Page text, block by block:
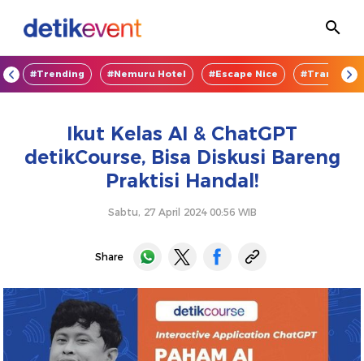
#Trending #Nemuru Hotel #Escape Nice
Ikut Kelas AI & ChatGPT
detikCourse, Bisa Diskusi Bareng
Praktisi Handal!
Sabtu, 27 April 2024 00:56 WIB
Share